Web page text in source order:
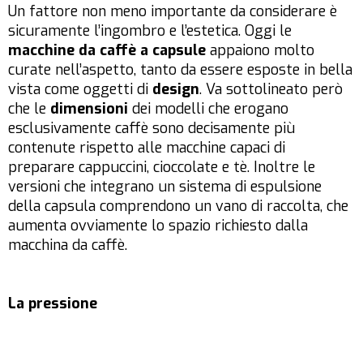
Un fattore non meno importante da considerare è
sicuramente l’ingombro e l’estetica. Oggi le
macchine da caffè a capsule appaiono molto
curate nell’aspetto, tanto da essere esposte in bella
vista come oggetti di design. Va sottolineato però
che le dimensioni dei modelli che erogano
esclusivamente caffè sono decisamente più
contenute rispetto alle macchine capaci di
preparare cappuccini, cioccolate e tè. Inoltre le
versioni che integrano un sistema di espulsione
della capsula comprendono un vano di raccolta, che
aumenta ovviamente lo spazio richiesto dalla
macchina da caffè.
La pressione